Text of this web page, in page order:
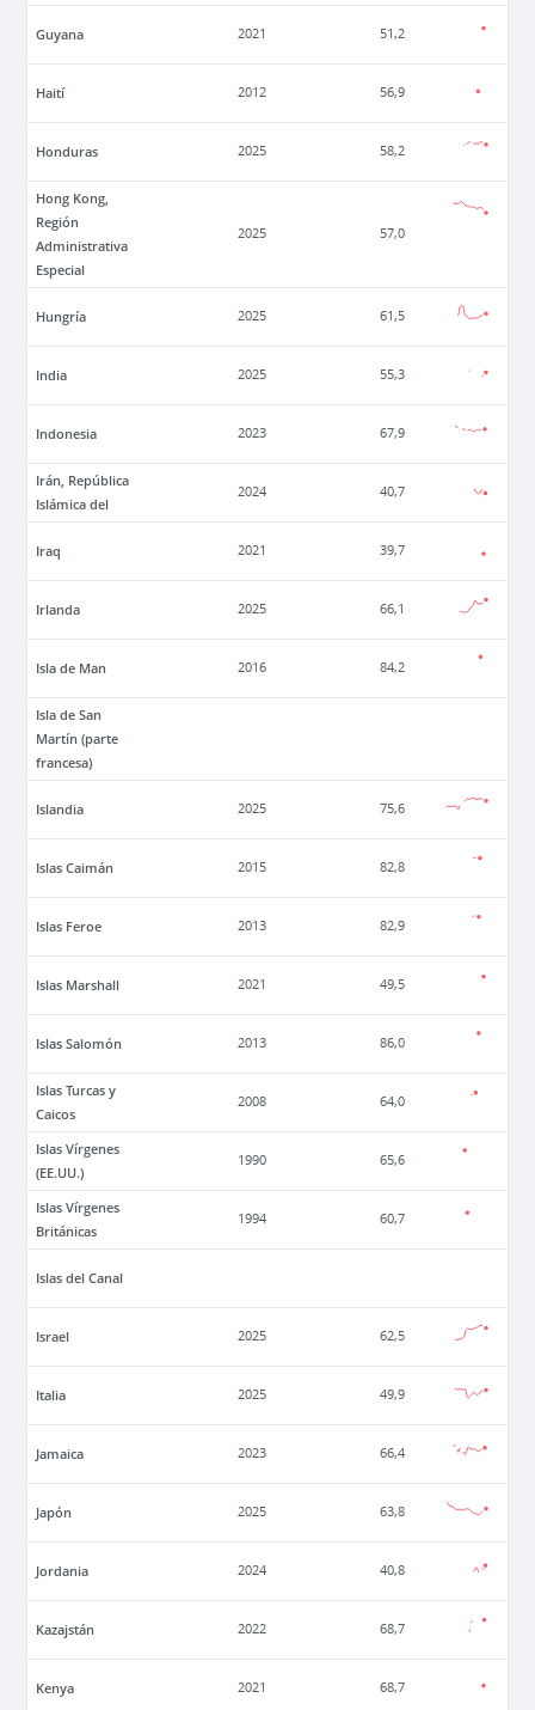
Guyana 2021 51,2
Haití 2012 56,9
Honduras 2025 58,2
Hong Kong,
Región
Administrativa
Especial
2025 57,0
Hungría 2025 61,5
India 2025 55,3
Indonesia 2023 67,9
Irán, República
Islámica del
2024 40,7
Iraq 2021 39,7
Irlanda 2025 66,1
Isla de Man 2016 84,2
Isla de San
Martín (parte
francesa)
Islandia 2025 75,6
Islas Caimán 2015 82,8
Islas Feroe 2013 82,9
Islas Marshall 2021 49,5
Islas Salomón 2013 86,0
Islas Turcas y
Caicos
2008 64,0
Islas Vírgenes
(EE.UU.)
1990 65,6
Islas Vírgenes
Británicas
1994 60,7
Islas del Canal
Israel 2025 62,5
Italia 2025 49,9
Jamaica 2023 66,4
Japón 2025 63,8
Jordania 2024 40,8
Kazajstán 2022 68,7
Kenya 2021 68,7